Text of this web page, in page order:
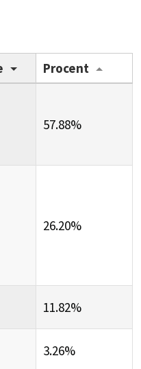
Procent
57.88%
26.20%
11.82%
3.26%